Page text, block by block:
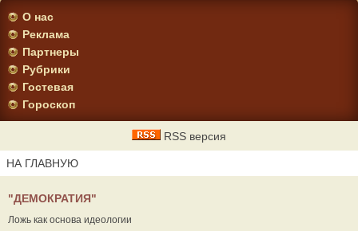
О нас
Реклама
Партнеры
Рубрики
Гостевая
Гороскоп
RSS версия
НА ГЛАВНУЮ
"ДЕМОКРАТИЯ"
Ложь как основа идеологии